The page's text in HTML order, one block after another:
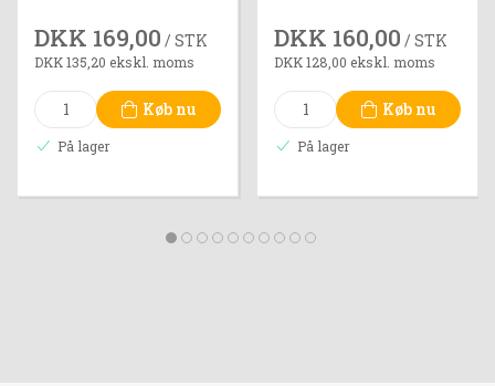
DKK 169,00 / STK
DKK 135,20 ekskl. moms
Køb nu
På lager
DKK 160,00 / STK
DKK 128,00 ekskl. moms
Køb nu
På lager